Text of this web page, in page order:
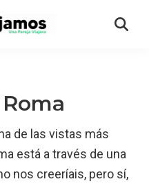
de las vistas más
está a través de una
nos creeríais, pero sí,